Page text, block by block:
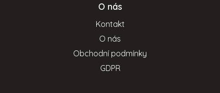
O nás
Kontakt
O nás
Obchodní podmínky
GDPR